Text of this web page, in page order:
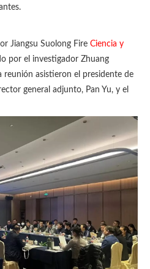
Jiangsu Suolong Fire Ciencia y
por el investigador Zhuang
reunión asistieron el presidente de
general adjunto, Pan Yu, y el